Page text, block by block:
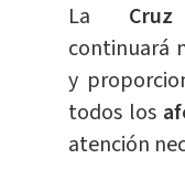
La
continuará
y
todos los
atención